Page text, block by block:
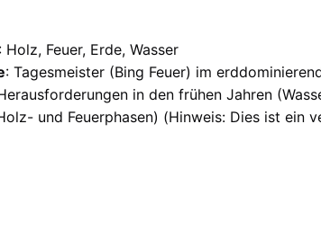
: Holz, Feuer, Erde, Wasser
: Tagesmeister (Bing Feuer) im
in den frühen Jahren
und Feuerphasen) (Hinweis: Dies ist ein